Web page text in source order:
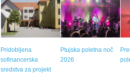
Pridobljena
sofinancerska
sredstva za projekt
Ptujska poletna noč
2026